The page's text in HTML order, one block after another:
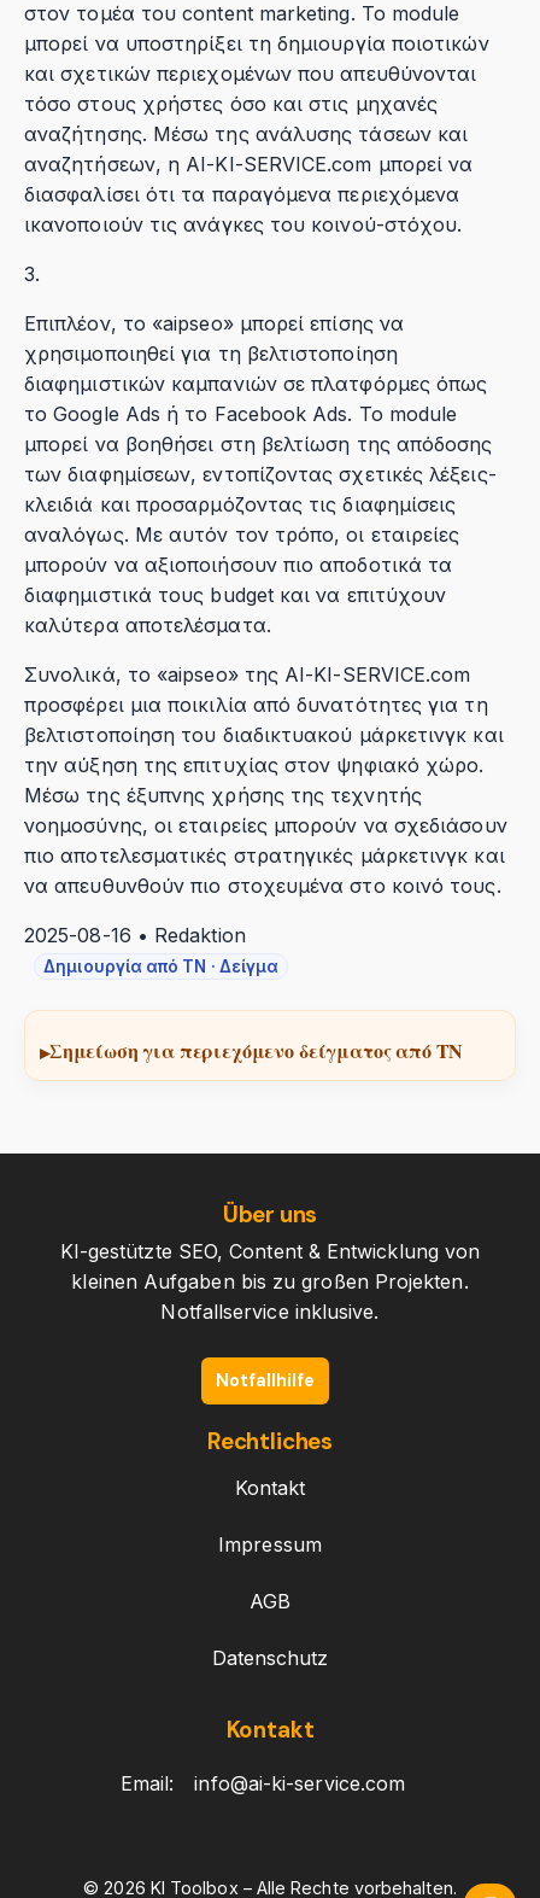
στον τομέα του content marketing. Το module
μπορεί να υποστηρίξει τη δημιουργία ποιοτικών
και σχετικών περιεχομένων που απευθύνονται
τόσο στους χρήστες όσο και στις μηχανές
αναζήτησης. Μέσω της ανάλυσης τάσεων και
αναζητήσεων, η AI-KI-SERVICE.com μπορεί να
διασφαλίσει ότι τα παραγόμενα περιεχόμενα
ικανοποιούν τις ανάγκες του κοινού-στόχου.
3.
Επιπλέον, το «aipseo» μπορεί επίσης να
χρησιμοποιηθεί για τη βελτιστοποίηση
διαφημιστικών καμπανιών σε πλατφόρμες όπως
το Google Ads ή το Facebook Ads. Το module
μπορεί να βοηθήσει στη βελτίωση της απόδοσης
των διαφημίσεων, εντοπίζοντας σχετικές λέξεις-
κλειδιά και προσαρμόζοντας τις διαφημίσεις
αναλόγως. Με αυτόν τον τρόπο, οι εταιρείες
μπορούν να αξιοποιήσουν πιο αποδοτικά τα
διαφημιστικά τους budget και να επιτύχουν
καλύτερα αποτελέσματα.
Συνολικά, το «aipseo» της AI-KI-SERVICE.com
προσφέρει μια ποικιλία από δυνατότητες για τη
βελτιστοποίηση του διαδικτυακού μάρκετινγκ και
την αύξηση της επιτυχίας στον ψηφιακό χώρο.
Μέσω της έξυπνης χρήσης της τεχνητής
νοημοσύνης, οι εταιρείες μπορούν να σχεδιάσουν
πιο αποτελεσματικές στρατηγικές μάρκετινγκ και
να απευθυνθούν πιο στοχευμένα στο κοινό τους.
2025-08-16 • Redaktion
Δημιουργία από ΤΝ · Δείγμα
Σημείωση για περιεχόμενο δείγματος από ΤΝ
Über uns
KI-gestützte SEO, Content & Entwicklung von
kleinen Aufgaben bis zu großen Projekten.
Notfallservice inklusive.
Notfallhilfe
Rechtliches
Kontakt
Impressum
AGB
Datenschutz
Kontakt
Email: info@ai-ki-service.com
© 2026 KI Toolbox – Alle Rechte vorbehalten.